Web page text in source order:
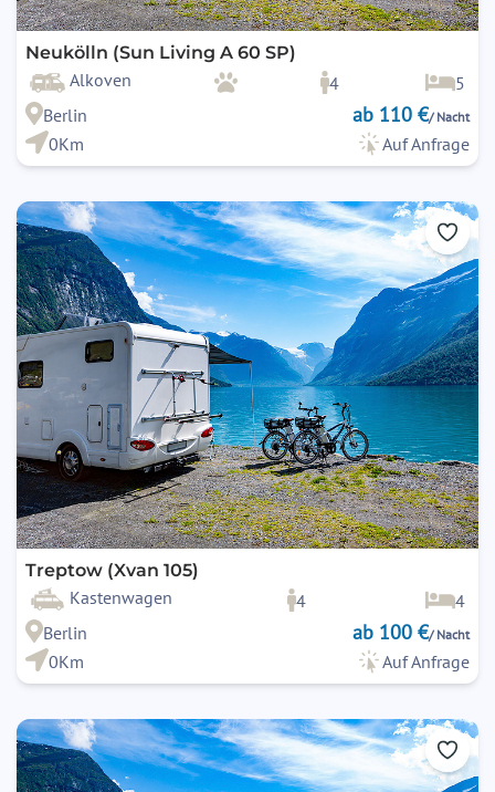
Neukölln (Sun Living A 60 SP)
Alkoven 4
5
Berlin
ab 110 €/ Nacht
0Km Auf Anfrage
Treptow (Xvan 105)
Kastenwagen 4
4
Berlin
ab 100 €/ Nacht
0Km Auf Anfrage